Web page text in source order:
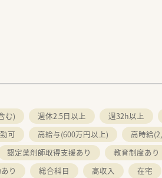
む) 週休2.5日以上 週32h以上
可 高給与(600万円以上) 高時給
認定薬剤師取得支援あり 教育制度あり
り 総合科目 高収入 在宅